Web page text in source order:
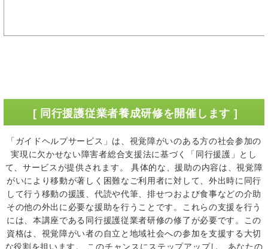
[ 同行援護従業者養成研修を開催します ]
「ガイドヘルプサービス」は、視覚障がいのある方の社会参加の
実現に欠かせない障害者総合支援法に基づく「同行援護」とし
て、サービスが提供されます。 具体的な、援助の内容は、視覚障
がいにより移動が著しく困難なご利用者に対して、外出時に同行
して行う移動の援護、代読や代筆、排せつおよび食事などの介助
その他の外出に必要な援助を行うことです。これらの支援を行う
には、本講座である同行援護従業者研修の修了が必要です。この
資格は、視覚障がい者の自立と地域社会への参加を支援する大切
な役割を担います。 このチャンスにステップアップし、あなたの